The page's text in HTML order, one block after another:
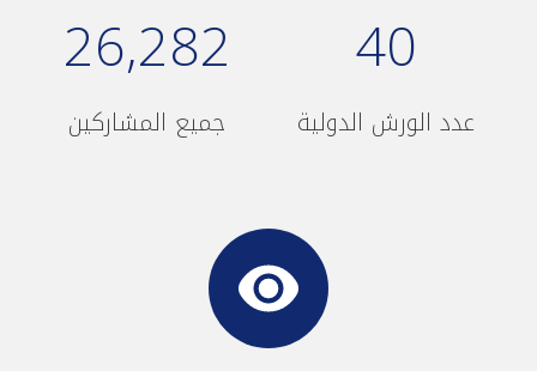
40
عدد الورش الدولية
26,282
جميع المشاركين